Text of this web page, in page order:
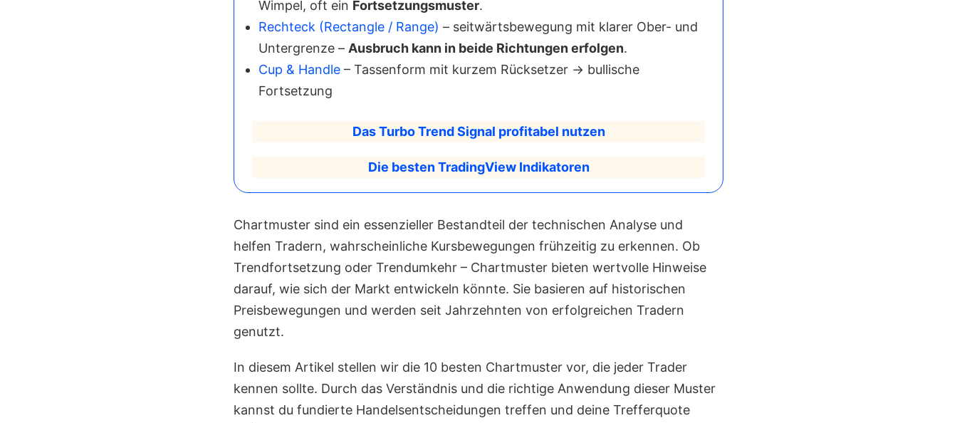
Wimpel, oft ein Fortsetzungsmuster.
Rechteck (Rectangle / Range) – seitwärtsbewegung mit klarer Ober- und
Untergrenze – Ausbruch kann in beide Richtungen erfolgen.
Cup & Handle – Tassenform mit kurzem Rücksetzer → bullische
Fortsetzung
Das Turbo Trend Signal profitabel nutzen
Die besten TradingView Indikatoren
Chartmuster sind ein essenzieller Bestandteil der technischen Analyse und
helfen Tradern, wahrscheinliche Kursbewegungen frühzeitig zu erkennen. Ob
Trendfortsetzung oder Trendumkehr – Chartmuster bieten wertvolle Hinweise
darauf, wie sich der Markt entwickeln könnte. Sie basieren auf historischen
Preisbewegungen und werden seit Jahrzehnten von erfolgreichen Tradern
genutzt.
In diesem Artikel stellen wir die 10 besten Chartmuster vor, die jeder Trader
kennen sollte. Durch das Verständnis und die richtige Anwendung dieser Muster
kannst du fundierte Handelsentscheidungen treffen und deine Trefferquote